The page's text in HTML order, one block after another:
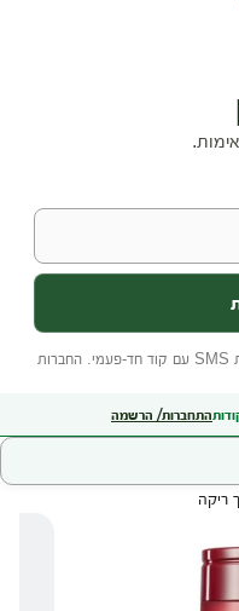
התחברות/ הרשמה
ריקה